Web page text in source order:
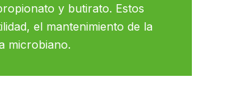
y butirato. Estos
el mantenimiento de la
microbiano.